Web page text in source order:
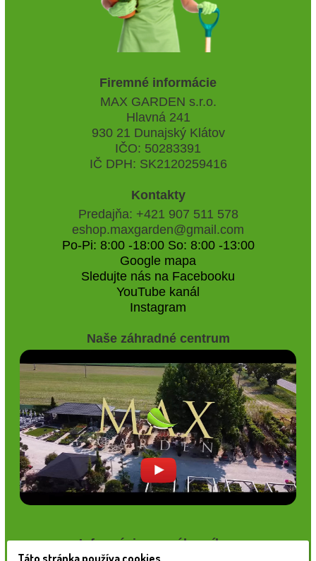
Firemné informácie
MAX GARDEN s.r.o.
Hlavná 241
930 21 Dunajský Klátov
IČO: 50283391
IČ DPH: SK2120259416
Kontakty
Predajňa: +421 907 511 578
eshop.maxgarden@gmail.com
Po-Pi: 8:00 -18:00 So: 8:00 -13:00
Google mapa
Sledujte nás na Facebooku
YouTube kanál
Instagram
Naše záhradné centrum
Informácie pre zákazníkov
Táto stránka používa cookies